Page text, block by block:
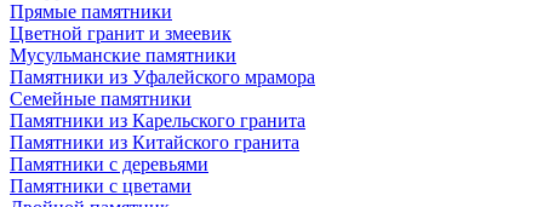
Прямые памятники
Цветной гранит и змеевик
Мусульманские памятники
Памятники из Уфалейского мрамора
Семейные памятники
Памятники из Карельского гранита
Памятники из Китайского гранита
Памятники с деревьями
Памятники с цветами